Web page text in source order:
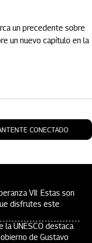
un precedente sobre
un nuevo capítulo en la
CONECTADO
VII: Estas son
disfrutes este
la UNESCO destaca
de Gustavo